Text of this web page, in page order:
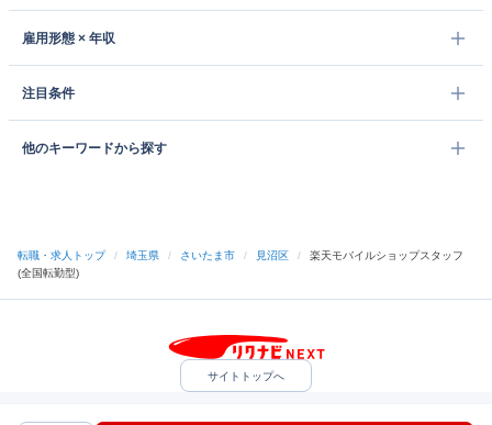
雇用形態 × 年収
注目条件
他のキーワードから探す
転職・求人トップ / 埼玉県 / さいたま市 / 見沼区 /
楽天モバイルショップスタッフ
(全国転勤型)
サイトトップへ